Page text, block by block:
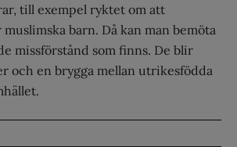
till exempel ryktet om att
barn. Då kan man bemöta
missförstånd som finns. De blir
och en brygga mellan utrikesfödda